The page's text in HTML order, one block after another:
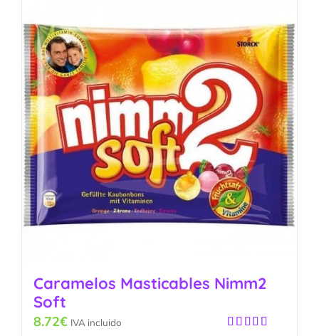
Caramelos Masticables Nimm2
Soft
8.72€ IVA incluido